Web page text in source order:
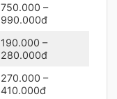
750.000 –
990.000đ
190.000 –
280.000đ
270.000 –
410.000đ